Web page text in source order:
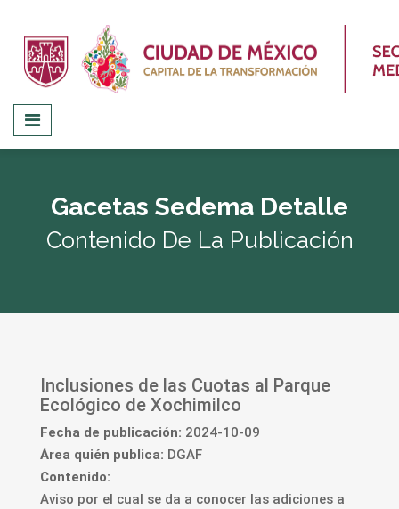
Gacetas Sedema Detalle
Contenido De La Publicación
Inclusiones de las Cuotas al Parque
Ecológico de Xochimilco
Fecha de publicación: 2024-10-09
Área quién publica: DGAF
Contenido:
Aviso por el cual se da a conocer las adiciones a